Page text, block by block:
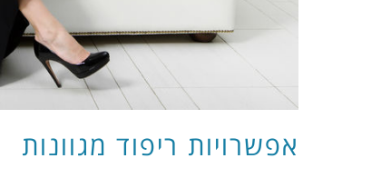
אפשרויות ריפוד מגוונות